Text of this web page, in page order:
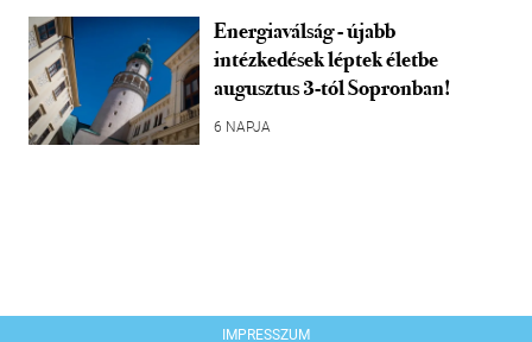
Energiaválság - újabb
intézkedések léptek életbe
augusztus 3-tól Sopronban!
6 NAPJA
IMPRESSZUM